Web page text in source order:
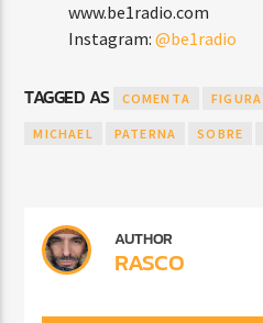
www.be1radio.com
Instagram:@be1radio
TAGGED AS COMENTA FIGURA
MICHAEL PATERNA SOBRE
AUTHOR
RASCO